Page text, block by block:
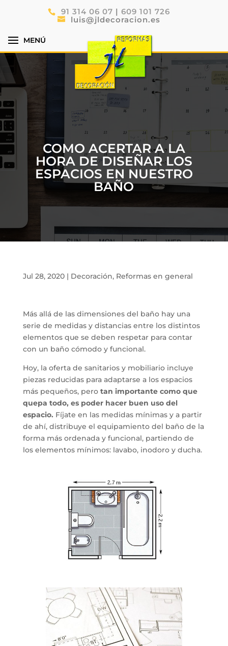
91 314 06 07 | 609 101 726
luis@jldecoracion.es
COMO ACERTAR A LA
HORA DE DISEÑAR LOS
ESPACIOS EN NUESTRO
BAÑO
Jul 28, 2020| Decoración, Reformas en general
Más allá de las dimensiones del baño hay una
serie de medidas y distancias entre los distintos
elementos que se deben respetar para contar
con un baño cómodo y funcional.
Hoy, la oferta de sanitarios y mobiliario incluye
piezas reducidas para adaptarse a los espacios
más pequeños, perotan importante como que
quepa todo, es poder hacer buen uso del
espacio. Fíjate en las medidas mínimas y a partir
de ahí, distribuye el equipamiento del baño de la
forma más ordenada y funcional, partiendo de
los elementos mínimos: lavabo, inodoro y ducha.